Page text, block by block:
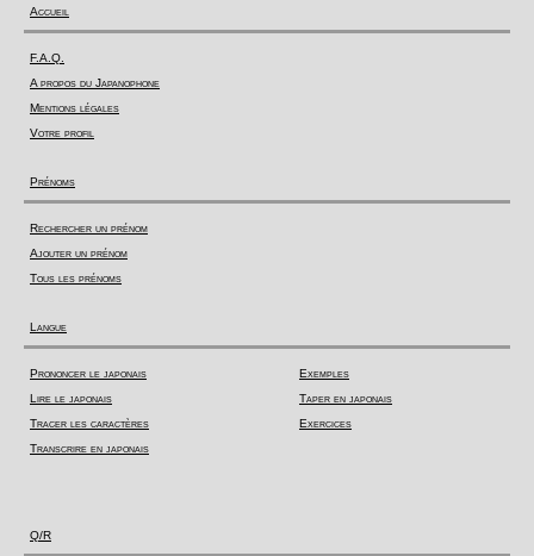
Accueil
F.A.Q.
A propos du Japanophone
Mentions légales
Votre profil
Prénoms
Rechercher un prénom
Ajouter un prénom
Tous les prénoms
Langue
Prononcer le japonais
Lire le japonais
Tracer les caractères
Transcrire en japonais
Exemples
Taper en japonais
Exercices
Q/R